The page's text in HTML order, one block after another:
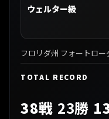
ウェルター級
フロリダ州 フォートロー
TOTAL RECORD
38戦 23勝